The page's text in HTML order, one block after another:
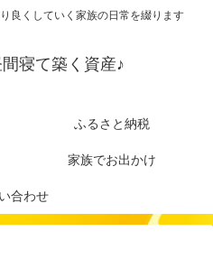
良くしていく家族の日常を綴ります
寝て築く資産♪
ふるさと納税
家族でお出かけ
合わせ